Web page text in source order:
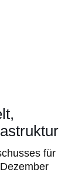
für